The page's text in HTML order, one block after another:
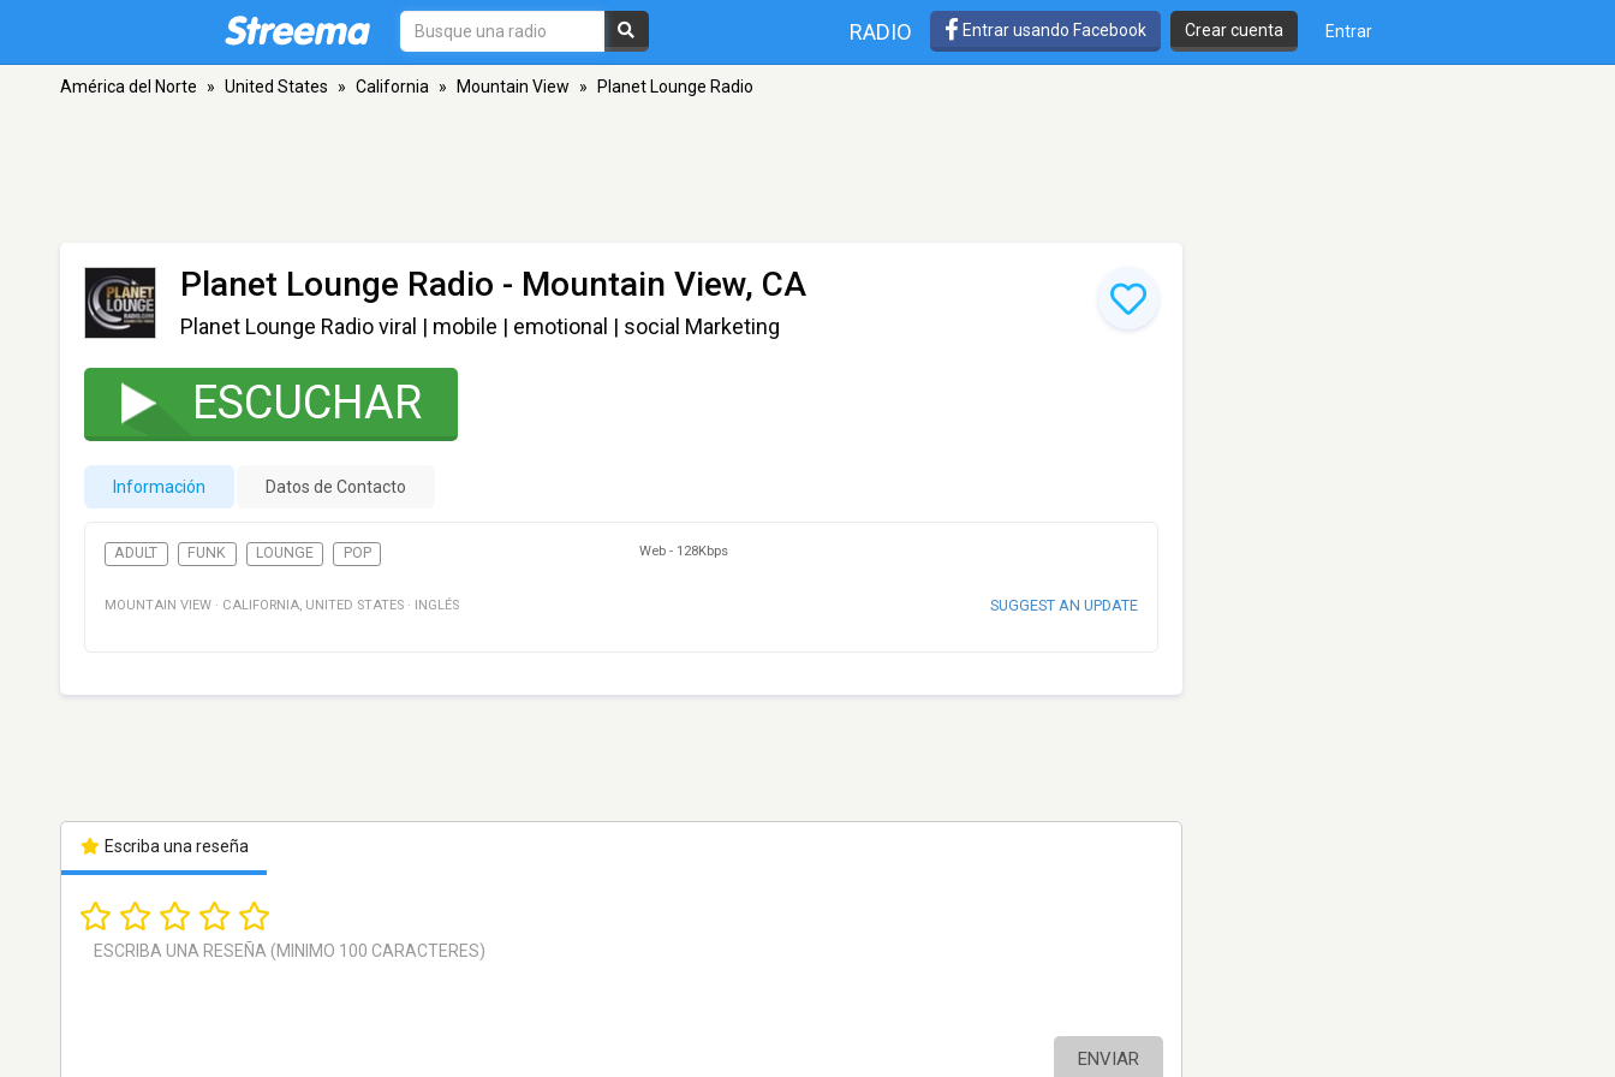
RADIO Entrar usando Facebook Crear cuenta Entrar
América del Norte » United States » California » Mountain View » Planet Lounge Radio
Planet Lounge Radio - Mountain View, CA
Planet Lounge Radio viral | mobile | emotional | social Marketing
ESCUCHAR
Información Datos de Contacto
ADULT FUNK LOUNGE POP Web - 128Kbps
MOUNTAIN VIEW · CALIFORNIA, UNITED STATES · INGLÉS SUGGEST AN UPDATE
Escriba una reseña
ENVIAR